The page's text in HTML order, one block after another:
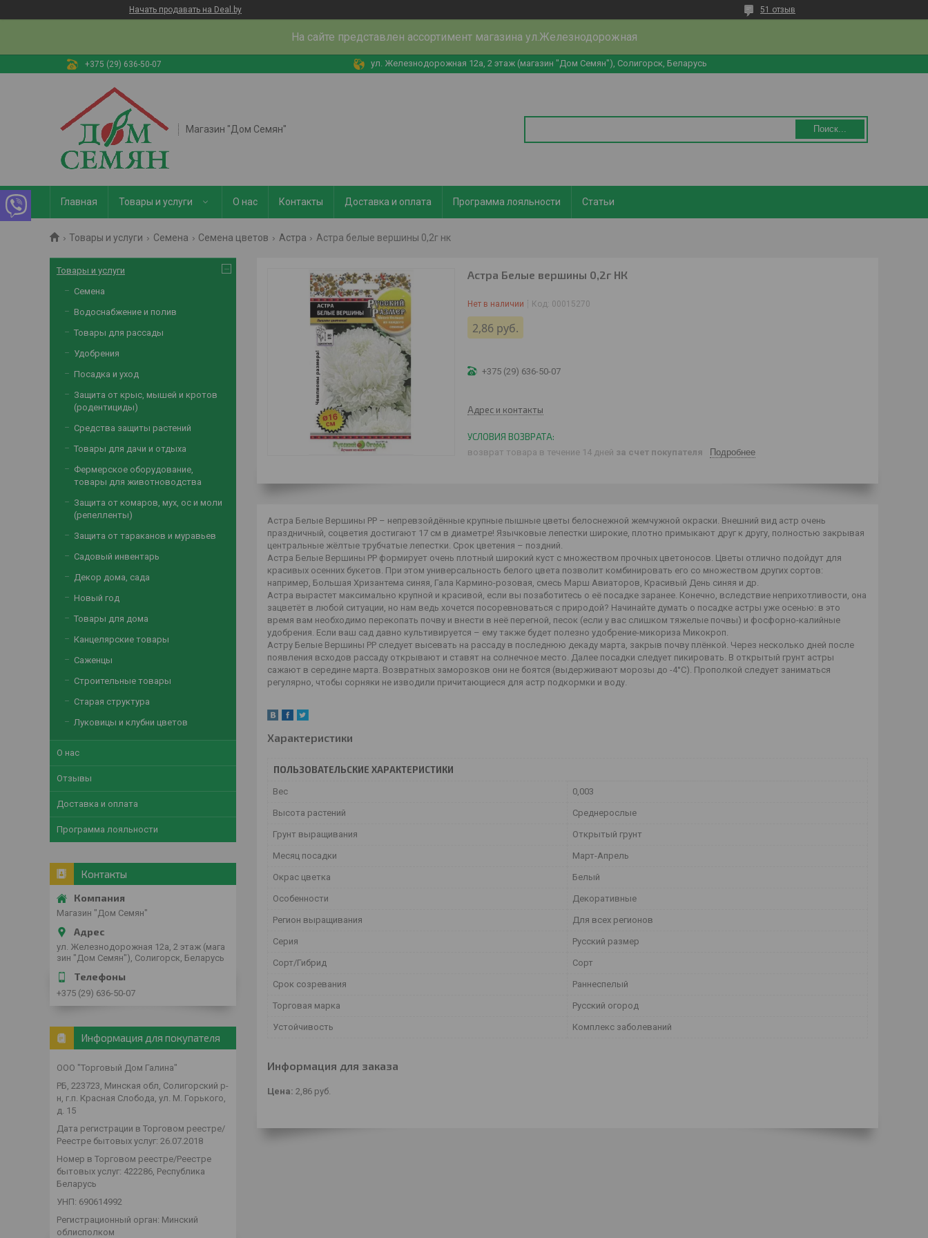
Начать продавать на Deal.by 51 отзыв
На сайте представлен ассортимент магазина ул.Железнодорожная
+375 (29) 636-50-07 ул. Железнодорожная 12а, 2 этаж (магазин "Дом Семян"), Солигорск, Беларусь
Магазин "Дом Семян" Поиск...
Главная Товары и услуги О нас Контакты Доставка и оплата Программа лояльности Статьи
Товары и услуги Семена Семена цветов Астра Астра белые вершины 0,2г нк
Астра Белые вершины 0,2г НК
Нет в наличии Код: 00015270
2,86 руб.
+375 (29) 636-50-07
Адрес и контакты
возврат товара в течение 14 дней за счет покупателя Подробнее
Астра Белые Вершины РР – непревзойдённые крупные пышные цветы белоснежной жемчужной окраски. Внешний вид астр очень
праздничный, соцветия достигают 17 см в диаметре! Язычковые лепестки широкие, плотно примыкают друг к другу, полностью закрывая
центральные жёлтые трубчатые лепестки. Срок цветения – поздний.
Астра Белые Вершины РР формирует очень плотный широкий куст с множеством прочных цветоносов. Цветы отлично подойдут для
красивых осенних букетов. При этом универсальность белого цвета позволит комбинировать его со множеством других сортов:
например, Большая Хризантема синяя, Гала Кармино-розовая, смесь Марш Авиаторов, Красивый День синяя и др.
Астра вырастет максимально крупной и красивой, если вы позаботитесь о её посадке заранее. Конечно, вследствие неприхотливости, она
зацветёт в любой ситуации, но нам ведь хочется посоревноваться с природой? Начинайте думать о посадке астры уже осенью: в это
время вам необходимо перекопать почву и внести в неё перегной, песок (если у вас слишком тяжелые почвы) и фосфорно-калийные
удобрения. Если ваш сад давно культивируется – ему также будет полезно удобрение-микориза Микокроп.
Астру Белые Вершины РР следует высевать на рассаду в последнюю декаду марта, закрыв почву плёнкой. Через несколько дней после
появления всходов рассаду открывают и ставят на солнечное место. Далее посадки следует пикировать. В открытый грунт астры
сажают в середине марта. Возвратных заморозков они не боятся (выдерживают морозы до -4°С). Прополкой следует заниматься
регулярно, чтобы сорняки не изводили причитающиеся для астр подкормки и воду.
Характеристики
ПОЛЬЗОВАТЕЛЬСКИЕ ХАРАКТЕРИСТИКИ
Вес 0,003
Высота растений Среднерослые
Грунт выращивания Открытый грунт
Месяц посадки Март-Апрель
Окрас цветка Белый
Особенности Декоративные
Регион выращивания Для всех регионов
Серия Русский размер
Сорт/Гибрид Сорт
Срок созревания Раннеспелый
Торговая марка Русский огород
Устойчивость Комплекс заболеваний
Информация для заказа
Цена: 2,86 руб.
Товары и услуги
Семена
Водоснабжение и полив
Товары для рассады
Удобрения
Посадка и уход
Защита от крыс, мышей и кротов
(родентициды)
Средства защиты растений
Товары для дачи и отдыха
Фермерское оборудование,
товары для животноводства
Защита от комаров, мух, ос и моли
(репелленты)
Защита от тараканов и муравьев
Садовый инвентарь
Декор дома, сада
Новый год
Товары для дома
Канцелярские товары
Саженцы
Строительные товары
Старая структура
Луковицы и клубни цветов
О нас
Отзывы
Доставка и оплата
Программа лояльности
Контакты
Магазин "Дом Семян"
ул. Железнодорожная 12а, 2 этаж (мага
зин "Дом Семян"), Солигорск, Беларусь
+375 (29) 636-50-07
Информация для покупателя
ООО "Торговый Дом Галина"
РБ, 223723, Минская обл, Солигорский р-
н, г.п. Красная Слобода, ул. М. Горького,
д. 15
Дата регистрации в Торговом реестре/
Реестре бытовых услуг: 26.07.2018
Номер в Торговом реестре/Реестре
бытовых услуг: 422286, Республика
Беларусь
УНП: 690614992
Регистрационный орган: Минский
облисполком